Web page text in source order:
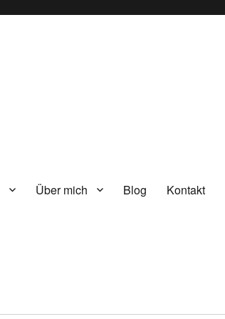
Über mich Blog Kontakt